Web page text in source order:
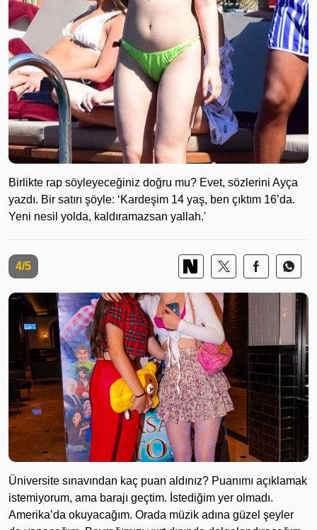
Birlikte rap söyleyeceğiniz doğru mu? Evet, sözlerini Ayça
yazdı. Bir satırı şöyle: ‘Kardeşim 14 yaş, ben çıktım 16’da.
Yeni nesil yolda, kaldıramazsan yallah.'
4/5
Üniversite sınavından kaç puan aldınız? Puanımı açıklamak
istemiyorum, ama barajı geçtim. İstediğim yer olmadı.
Amerika’da okuyacağım. Orada müzik adına güzel şeyler